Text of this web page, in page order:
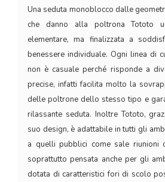
Una seduta monoblocco dalle
che danno alla poltrona Tototo
elementare, ma finalizzata a
benessere individuale. Ogni linea di
non è casuale perché risponde a
precise, infatti facilita molto la
delle poltrone dello stesso tipo e
rilassante seduta. Inoltre Tototo,
suo design, è adattabile in tutti gli
a quelli pubblici come sale riunioni
soprattutto pensata anche per gli
dotata di caratteristici fori di scolo